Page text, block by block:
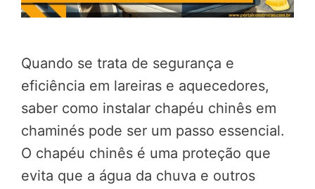
Quando se trata de segurança e
eficiência em lareiras e aquecedores,
saber como instalar chapéu chinês em
chaminés pode ser um passo essencial.
O chapéu chinês é uma proteção que
evita que a água da chuva e outros